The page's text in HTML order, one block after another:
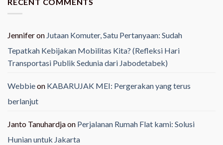
Jenniferon Jutaan Komuter, Satu Pertanyaan: Sudah
Tepatkah Kebijakan Mobilitas Kita? (Refleksi Hari
Transportasi Publik Sedunia dari Jabodetabek)
Webbieon KABARUJAK MEI: Pergerakan yang terus
berlanjut
Janto Tanuhardjaon Perjalanan Rumah Flat kami: Solusi
Hunian untuk Jakarta